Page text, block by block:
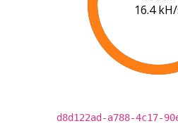
16.7
d8d122ad-a788-4c17-